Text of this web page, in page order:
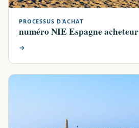
PROCESSUS D'ACHAT
numéro NIE Espagne acheteur
→